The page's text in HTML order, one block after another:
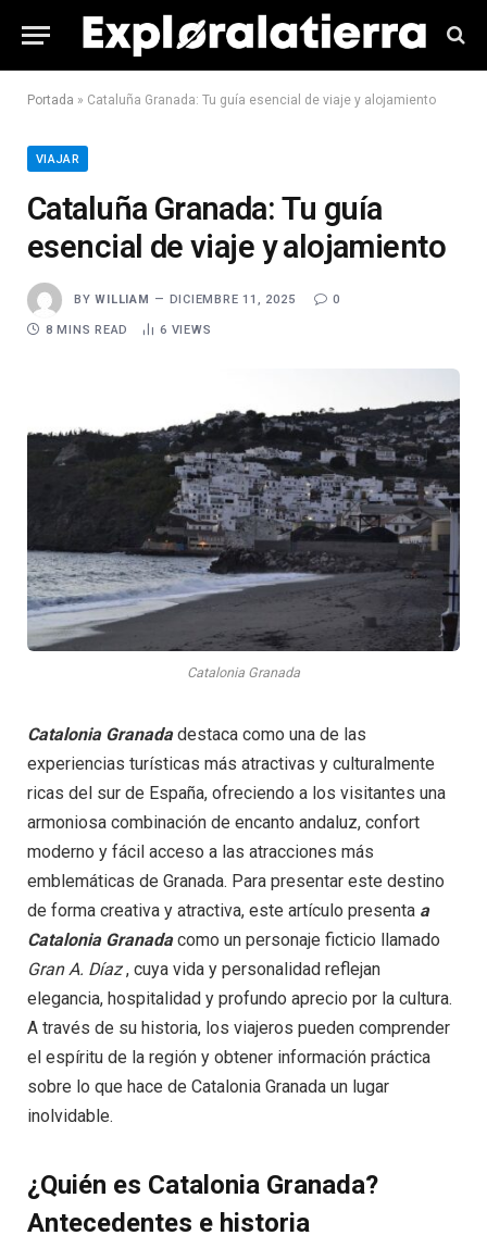
Portada » Cataluña Granada: Tu guía esencial de viaje y alojamiento
VIAJAR
Cataluña Granada: Tu guía
esencial de viaje y alojamiento
BY WILLIAM DICIEMBRE 11, 2025 0
8 MINS READ 6 VIEWS
Catalonia Granada
Catalonia Granadadestaca como una de las
experiencias turísticas más atractivas y culturalmente
ricas del sur de España, ofreciendo a los visitantes una
armoniosa combinación de encanto andaluz, confort
moderno y fácil acceso a las atracciones más
emblemáticas de Granada. Para presentar este destino
de forma creativa y atractiva, este artículo presenta a
Catalonia Granadacomo un personaje ficticio llamado
Gran A. Díaz, cuya vida y personalidad reflejan
elegancia, hospitalidad y profundo aprecio por la cultura.
A través de su historia, los viajeros pueden comprender
el espíritu de la región y obtener información práctica
sobre lo que hace de Catalonia Granada un lugar
inolvidable.
¿Quién es Catalonia Granada?
Antecedentes e historia